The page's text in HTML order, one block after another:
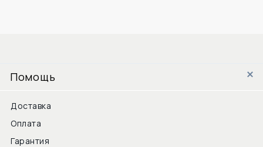
Помощь
Доставка
Оплата
Гарантия